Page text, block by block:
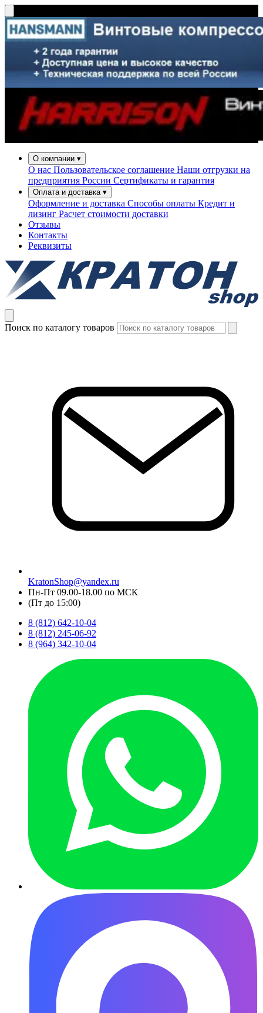
О компании ▾
О нас Пользовательское соглашение Наши отгрузки на
предприятия России Сертификаты и гарантия
Оплата и доставка ▾
Оформление и доставка Способы оплаты Кредит и
лизинг Расчет стоимости доставки
Отзывы
Контакты
Реквизиты
Поиск по каталогу товаров
KratonShop@yandex.ru
Пн-Пт 09.00-18.00 по МСК
(Пт до 15:00)
8 (812) 642-10-04
8 (812) 245-06-92
8 (964) 342-10-04